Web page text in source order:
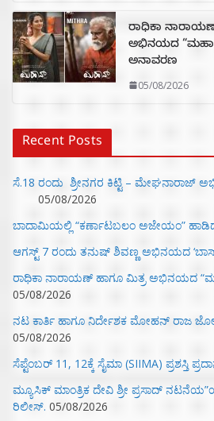
ರಾಧಿಕಾ
ಅಭಿನಯದ
ಅನಾವರಣ
05/08/2026
Recent Posts
ಸೆ.18 ರಂದು ಶ್ರೀನಗರ ಕಿಟ್ಟಿ – ಮೇಘನಾರಾಜ್
05/08/2026
ಬಾದಾಮಿಯಲ್ಲಿ “ಕರ್ಣಾಟಬಲಂ ಅಜೇಯಂ” ಹಾಡಿದ
ಆಗಸ್ಟ್ 7 ರಂದು ತನುಷ್ ಶಿವಣ್ಣ ಅಭಿನಯದ
ರಾಧಿಕಾ ನಾರಾಯಣ್ ಹಾಗೂ ಮಿತ್ರ ಅಭಿನಯದ
05/08/2026
ನಟ ಕಾರ್ತಿ ಹಾಗೂ ನಿರ್ದೇಶಕ ಮೋಹನ್
05/08/2026
ಸೆಪ್ಟೆಂಬರ್ 11, 12ಕ್ಕೆ ಸೈಮಾ (SIIMA) ಪ್ರಶಸ್ತಿ
ಮ್ಯೂಸಿಕ್‌ ಮಾಂತ್ರಿಕ ದೇವಿ ಶ್ರೀ ಪ್ರಸಾದ್
ರಿಲೀಸ್. 05/08/2026